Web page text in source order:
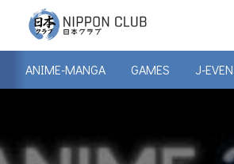
ANIME-MANGA GAMES J-